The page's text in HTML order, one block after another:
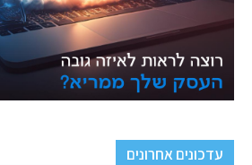
עדכונים אחרונים